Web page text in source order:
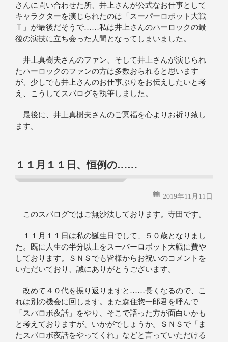
さんに問い合わせた所、井上さんが公式なお仕事として
キャラクターを演じられたのは「スーパーロボット大戦
Ｔ」が最後だそうで……私は井上さんのハーロックの最
後の演技に立ち会った人間となってしまいました。
井上真樹夫さんのファン、そして井上さんが演じられ
たハーロックのファンの方は多数おられると思います
が、少しでも井上さんのお仕事ぶりをお伝えしたいと考
え、こうしてスパログを執筆しました。
最後に、井上真樹夫さんのご冥福を心よりお祈り致し
ます。
１１月１１日、恒例の……
2019年11月11日
このスパログではご無沙汰しております。寺田です。
１１月１１日は私の誕生日でして、５０歳となりまし
た。既に人生の半分以上をスーパーロボット大戦に費や
しております。ＳＮＳでも皆様からお祝いのコメントを
いただいており、誠にありがとうございます。
改めて４０代を振り返りますと……長くなるので、こ
れは別の機会に回します。また森住惣一郎君を呼んで
「スパロボ夜話」をやり、そこで語った方が面白いかも
と考えておりますが、いかがでしょうか。ＳＮＳで「ま
たスパロボ夜話をやってくれ」などと言っていただける